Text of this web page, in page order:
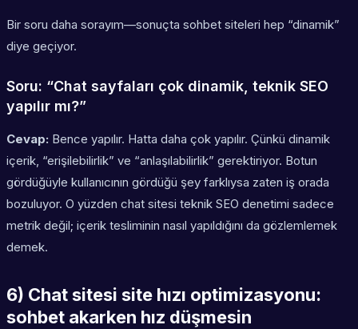
Bir soru daha sorayım—sonuçta sohbet siteleri hep “dinamik”
diye geçiyor.
Soru: “Chat sayfaları çok dinamik, teknik SEO
yapılır mı?”
Cevap: Bence yapılır. Hatta daha çok yapılır. Çünkü dinamik
içerik, “erişilebilirlik” ve “anlaşılabilirlik” gerektiriyor. Botun
gördüğüyle kullanıcının gördüğü şey farklıysa zaten iş orada
bozuluyor. O yüzden chat sitesi teknik SEO denetimi sadece
metrik değil; içerik tesliminin nasıl yapıldığını da gözlemlemek
demek.
6) Chat sitesi site hızı optimizasyonu:
sohbet akarken hız düşmesin